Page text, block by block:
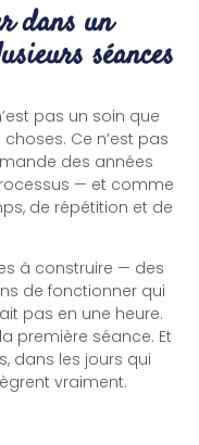
dans un
séances
pas un soin que
Ce n’est pas
des années
— et comme
de répétition et de
à construire — des
de fonctionner qui
pas en une heure.
première séance. Et
dans les jours qui
vraiment.